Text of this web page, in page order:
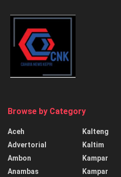
Browse by Category
Aceh
Advertorial
Ambon
Anambas
Kalteng
Kaltim
Kampar
Kampar